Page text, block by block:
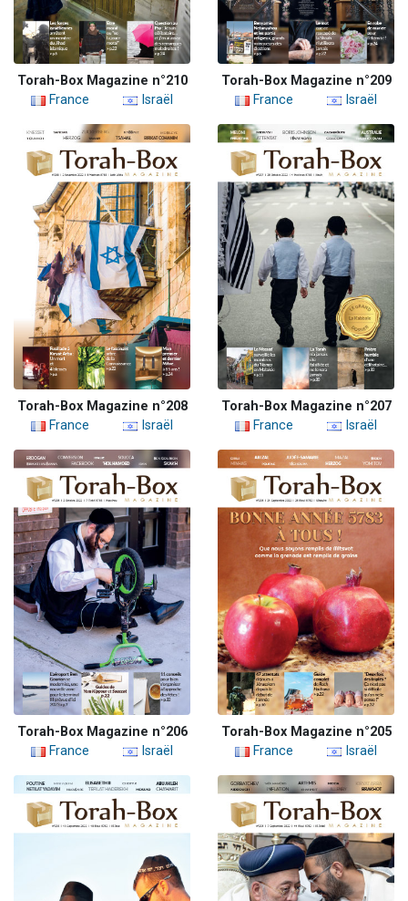
Torah-Box Magazine n°210
France
Israël
Torah-Box Magazine n°209
France
Israël
Torah-Box Magazine n°208
France
Israël
Torah-Box Magazine n°207
France
Israël
Torah-Box Magazine n°206
France
Israël
Torah-Box Magazine n°205
France
Israël